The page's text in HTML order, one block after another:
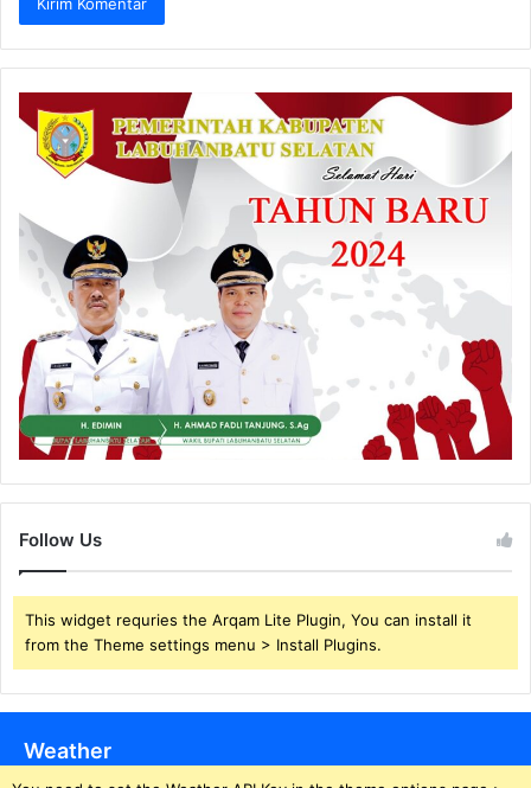
Follow Us
This widget requries the Arqam Lite Plugin, You can install it
from the Theme settings menu > Install Plugins.
Weather